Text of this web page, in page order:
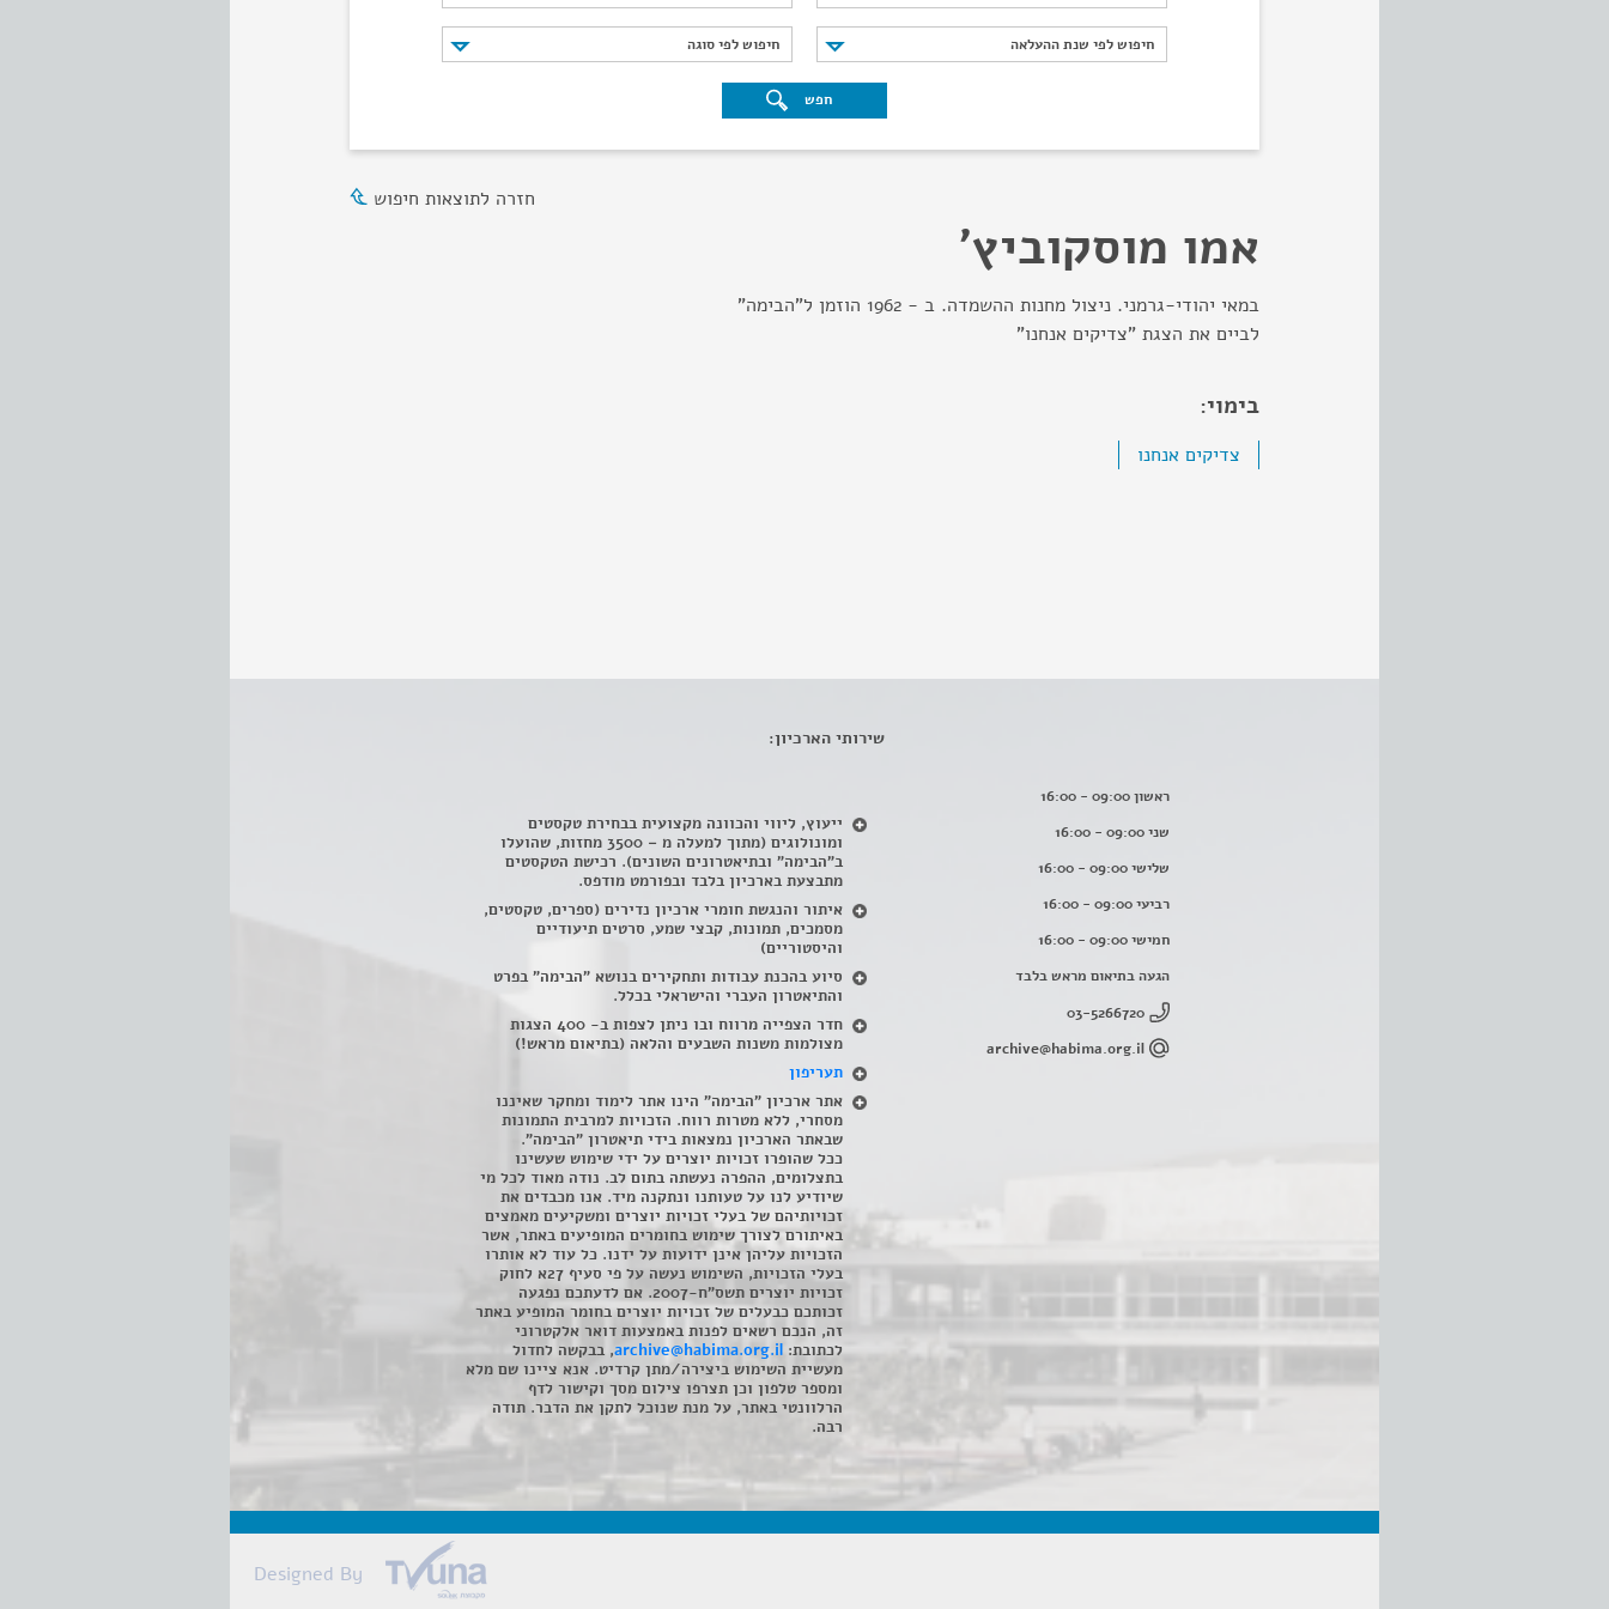
חיפוש לפי שנת ההעלאה
חיפוש לפי שנת ההעלאה חיפוש לפי סוגה
חיפוש לפי סוגה
חפש
חזרה לתוצאות חיפוש
אמו מוסקוביץ'
במאי יהודי-גרמני. ניצול מחנות ההשמדה. ב - 1962 הוזמן ל"הבימה"
לביים את הצגת "צדיקים אנחנו"
בימוי:
צדיקים אנחנו
ראשון 09:00 - 16:00
שני 09:00 - 16:00
שלישי 09:00 - 16:00
רביעי 09:00 - 16:00
חמישי 09:00 - 16:00
הגעה בתיאום מראש בלבד
03-5266720
archive@habima.org.il
שירותי הארכיון:
ייעוץ, ליווי והכוונה מקצועית בבחירת טקסטים
ומונולוגים (מתוך למעלה מ – 3500 מחזות, שהועלו
ב"הבימה" ובתיאטרונים השונים). רכישת הטקסטים
מתבצעת בארכיון בלבד ובפורמט מודפס.
איתור והנגשת חומרי ארכיון נדירים (ספרים, טקסטים,
מסמכים, תמונות, קבצי שמע, סרטים תיעודיים
והיסטוריים)
סיוע בהכנת עבודות ותחקירים בנושא "הבימה" בפרט
והתיאטרון העברי והישראלי בכלל.
חדר הצפייה מרווח ובו ניתן לצפות ב- 400 הצגות
מצולמות משנות השבעים והלאה (בתיאום מראש!)
תעריפון
אתר ארכיון "הבימה" הינו אתר לימוד ומחקר שאיננו
מסחרי, ללא מטרות רווח. הזכויות למרבית התמונות
שבאתר הארכיון נמצאות בידי תיאטרון "הבימה".
ככל שהופרו זכויות יוצרים על ידי שימוש שעשינו
בתצלומים, ההפרה נעשתה בתום לב. נודה מאוד לכל מי
שיודיע לנו על טעותנו ונתקנה מיד. אנו מכבדים את
זכויותיהם של בעלי זכויות יוצרים ומשקיעים מאמצים
באיתורם לצורך שימוש בחומרים המופיעים באתר, אשר
הזכויות עליהן אינן ידועות על ידנו. כל עוד לא אותרו
בעלי הזכויות, השימוש נעשה על פי סעיף 27א לחוק
זכויות יוצרים תשס"ח-2007. אם לדעתכם נפגעה
זכותכם כבעלים של זכויות יוצרים בחומר המופיע באתר
זה, הנכם רשאים לפנות באמצעות דואר אלקטרוני
לכתובת: archive@habima.org.il, בבקשה לחדול
מעשיית השימוש ביצירה/מתן קרדיט. אנא ציינו שם מלא
ומספר טלפון וכן תצרפו צילום מסך וקישור לדף
הרלוונטי באתר, על מנת שנוכל לתקן את הדבר. תודה
רבה.
Designed By